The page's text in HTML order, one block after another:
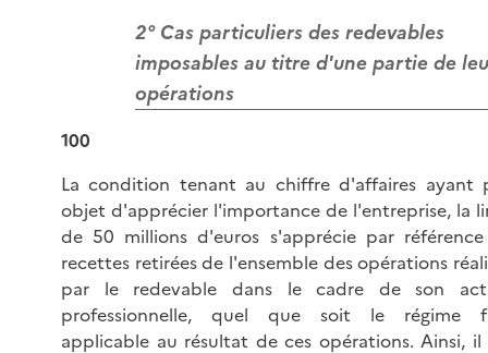
2° Cas particuliers des redevables
imposables au titre d'une partie de
opérations
100
La condition tenant au chiffre d'affaires ayant
objet d'apprécier l'importance de l'entreprise, la
de 50 millions d'euros s'apprécie par
recettes retirées de l'ensemble des opérations
par le redevable dans le cadre de son
professionnelle, quel que soit le régime
applicable au résultat de ces opérations. Ainsi,